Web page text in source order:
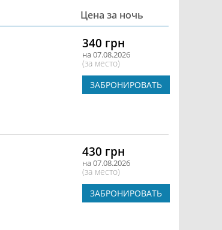
Цена за ночь
340 грн
на 07.08.2026
(за место)
ЗАБРОНИРОВАТЬ
430 грн
на 07.08.2026
(за место)
ЗАБРОНИРОВАТЬ